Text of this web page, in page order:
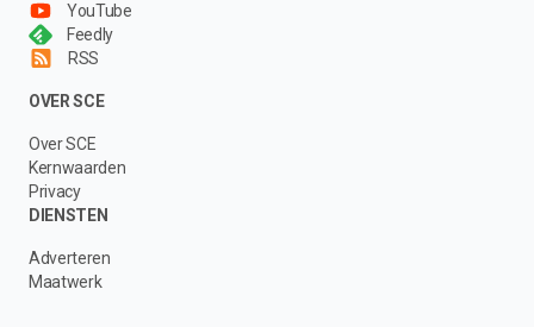
YouTube
Feedly
RSS
OVER SCE
Over SCE
Kernwaarden
Privacy
DIENSTEN
Adverteren
Maatwerk